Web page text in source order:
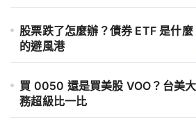
股票跌了怎麼辦？債券 ETF 是什麼
的避風港
買 0050 還是買美股 VOO？台美
務超級比一比